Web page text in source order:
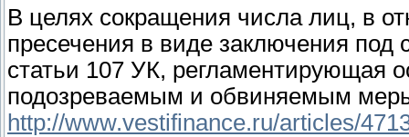
В целях сокращения числа лиц, в
пресечения в виде заключения под
статьи 107 УК, регламентирующая
подозреваемым и обвиняемым
http://www.vestifinance.ru/articles/